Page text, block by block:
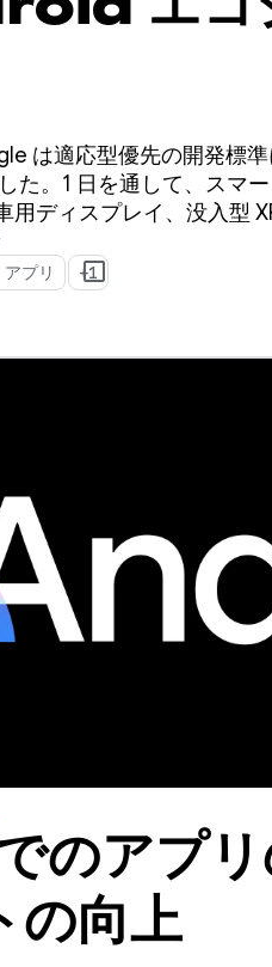
は適応型優先の開発標
た。1 日を通して、スマ
ディスプレイ、没入型
プリ +1
アプリ
の向上